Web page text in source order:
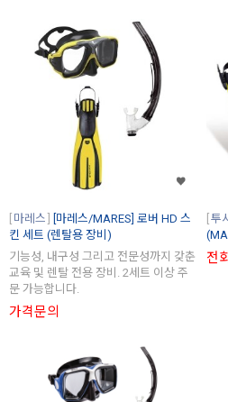
마레스
[마레스/MARES] 로버 HD 스
킨 세트 (렌탈용 장비)
기능성, 내구성 그리고 전문성까지 갖춘
교육 및 렌탈 전용 장비. 2세트 이상 주
문 가능합니다.
가격문의
투
전